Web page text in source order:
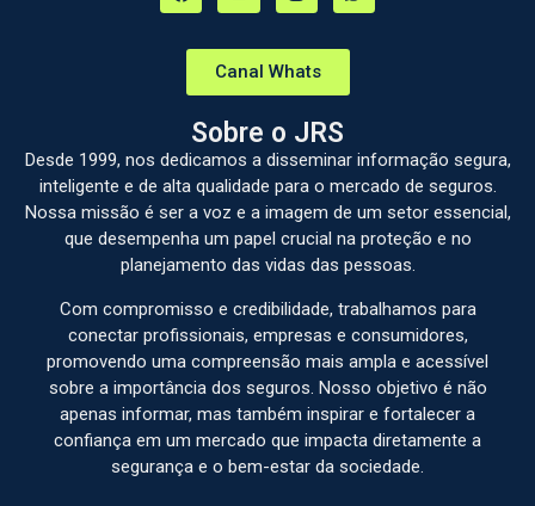
Canal Whats
Sobre o JRS
Desde 1999, nos dedicamos a disseminar informação segura,
inteligente e de alta qualidade para o mercado de seguros.
Nossa missão é ser a voz e a imagem de um setor essencial,
que desempenha um papel crucial na proteção e no
planejamento das vidas das pessoas.
Com compromisso e credibilidade, trabalhamos para
conectar profissionais, empresas e consumidores,
promovendo uma compreensão mais ampla e acessível
sobre a importância dos seguros. Nosso objetivo é não
apenas informar, mas também inspirar e fortalecer a
confiança em um mercado que impacta diretamente a
segurança e o bem-estar da sociedade.